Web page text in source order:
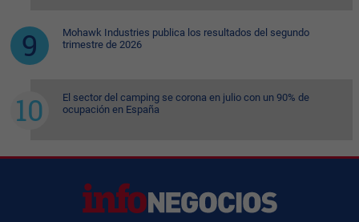
Mohawk Industries publica los resultados del segundo
trimestre de 2026
El sector del camping se corona en julio con un 90% de
ocupación en España